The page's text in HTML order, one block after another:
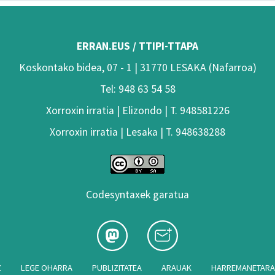
ERRAN.EUS / TTIPI-TTAPA
Koskontako bidea, 07 - 1 | 31770 LESAKA (Nafarroa)
Tel: 948 63 54 58
Xorroxin irratia | Elizondo | T. 948581226
Xorroxin irratia | Lesaka | T. 948638288
Codesyntaxek garatua
LEGE OHARRA PUBLIZITATEA ARAUAK